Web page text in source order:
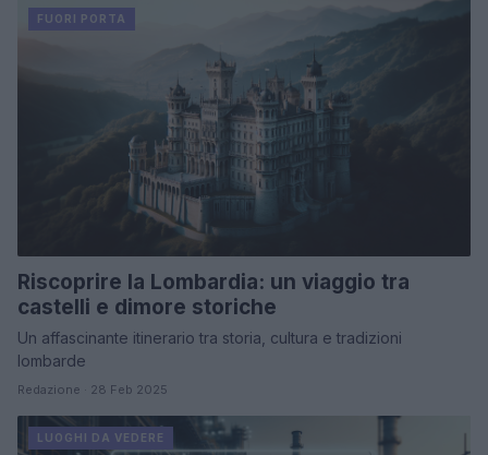
FUORI PORTA
Riscoprire la Lombardia: un viaggio tra
castelli e dimore storiche
Un affascinante itinerario tra storia, cultura e tradizioni
lombarde
Redazione · 28 Feb 2025
LUOGHI DA VEDERE